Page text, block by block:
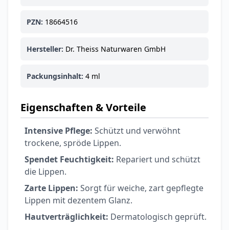
Durex Play Feel
Gleitgel
BEAUTY & PFLEGE
LIPIKAR Baume
Dexeryl
Pflegecreme für
die ganze Familie
5,91 € 6,35 € -7%
BEAUTY & PFLEGE
Linola Forte
Shampoo für
juckende, trockene
oder zu
neigende Kopfhaut
12,28 € 16,37 € -25%
ARZNEIMITTEL & GESUNDHEIT
Vagisan Milchsäure
– Zäpfchen zur
PZN: 18664516
Hersteller: Dr. Theiss Naturwaren GmbH
Packungsinhalt: 4 ml
Eigenschaften & Vorteile
Intensive Pflege: Schützt und verwöhnt
trockene, spröde Lippen.
Spendet Feuchtigkeit: Repariert und schützt
die Lippen.
Zarte Lippen: Sorgt für weiche, zart gepflegte
Lippen mit dezentem Glanz.
Hautverträglichkeit: Dermatologisch geprüft.